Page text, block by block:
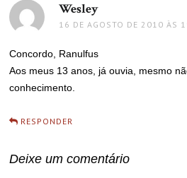
Wesley
16 DE AGOSTO DE 2010 ÀS
Concordo, Ranulfus
Aos meus 13 anos, já ouvia, mesmo
conhecimento.
RESPONDER
Deixe um comentário